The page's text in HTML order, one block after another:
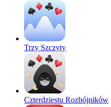
Trzy Szczyty
Czterdziestu Rozbójników